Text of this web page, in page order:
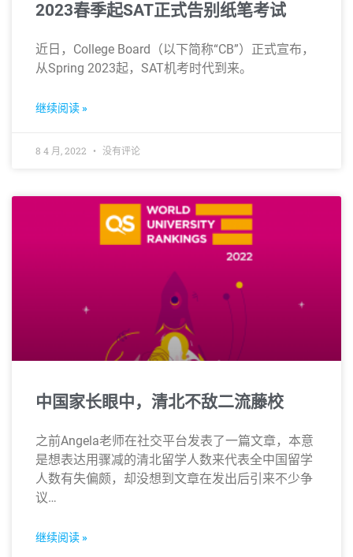
2023春季起SAT正式告别纸笔考试
近日，College Board（以下简称“CB”）正式宣布，
从Spring 2023起，SAT机考时代到来。
继续阅读 »
8 4 月, 2022 没有评论
中国家长眼中，清北不敌二流藤校
之前Angela老师在社交平台发表了一篇文章，本意
是想表达用骤减的清北留学人数来代表全中国留学
人数有失偏颇，却没想到文章在发出后引来不少争
议…
继续阅读 »